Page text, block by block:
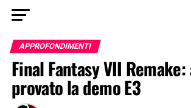
APPROFONDIMENTI
Final Fantasy VII
provato la demo E3